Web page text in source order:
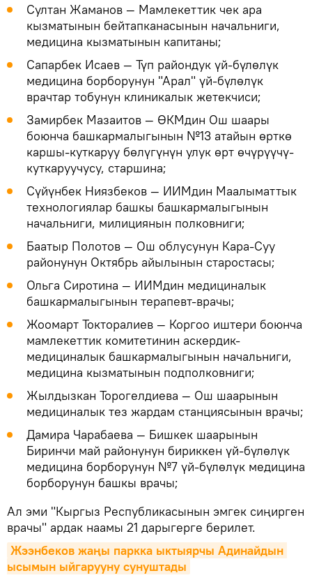
Султан Жаманов — Мамлекеттик чек ара
кызматынын бейтапканасынын начальниги,
медицина кызматынын капитаны;
Сапарбек Исаев — Түп райондук үй-бүлөлүк
медицина борборунун "Арал" үй-бүлөлүк
врачтар тобунун клиникалык жетекчиси;
Замирбек Мазаитов — ӨКМдин Ош шаары
боюнча башкармалыгынын №13 атайын өрткө
каршы-куткаруу бөлүгүнүн улук өрт өчүрүүчү-
куткаруучусу, старшина;
Сүйүнбек Ниязбеков — ИИМдин Маалыматтык
технологиялар башкы башкармалыгынын
начальниги, милициянын полковниги;
Баатыр Полотов — Ош облусунун Кара-Суу
районунун Октябрь айылынын старостасы;
Ольга Сиротина — ИИМдин медициналык
башкармалыгынын терапевт-врачы;
Жоомарт Токторалиев — Коргоо иштери боюнча
мамлекеттик комитетинин аскердик-
медициналык башкармалыгынын начальниги,
медицина кызматынын подполковниги;
Жылдызкан Торогелдиева — Ош шаарынын
медициналык тез жардам станциясынын врачы;
Дамира Чарабаева — Бишкек шаарынын
Биринчи май районунун бириккен үй-бүлөлүк
медицина борборунун №7 үй-бүлөлүк медицина
борборунун башкы врачы;
Ал эми "Кыргыз Республикасынын эмгек сиңирген
врачы" ардак наамы 21 дарыгерге берилет.
Жээнбеков жаңы паркка ыктыярчы Адинайдын
ысымын ыйгарууну сунуштады